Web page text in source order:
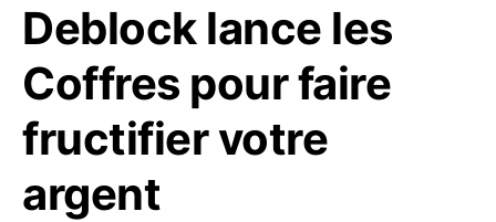
Deblock lance les
Coffres pour faire
fructifier votre
argent